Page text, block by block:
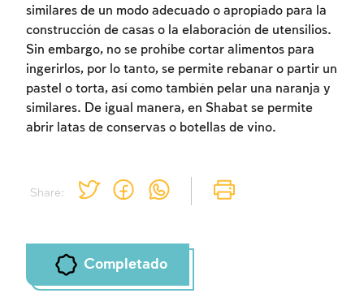
Share:
similares de un modo adecuado o apropiado para la
construcción de casas o la elaboración de utensilios.
Sin embargo, no se prohíbe cortar alimentos para
ingerirlos, por lo tanto, se permite rebanar o partir un
pastel o torta, así como también pelar una naranja y
similares. De igual manera, en Shabat se permite
abrir latas de conservas o botellas de vino.
Completado
Inscripcion Conectarse